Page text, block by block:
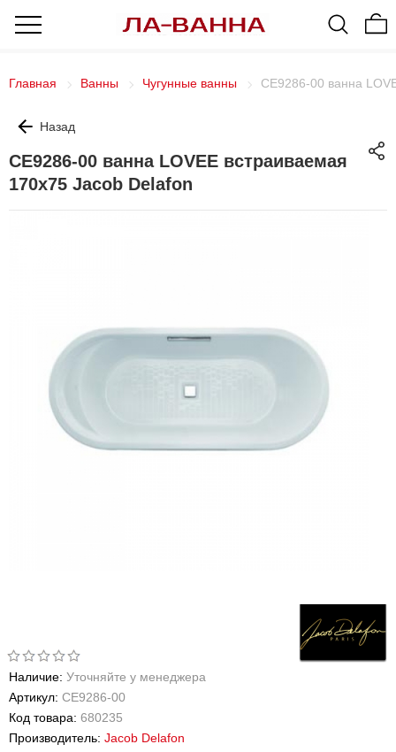
Главная Ванны Чугунные ванны CE9286-00 ванна
Назад
CE9286-00 ванна LOVEE встраиваемая
170x75 Jacob Delafon
Наличие: Уточняйте у менеджера
Артикул: CE9286-00
Код товара: 680235
Производитель: Jacob Delafon